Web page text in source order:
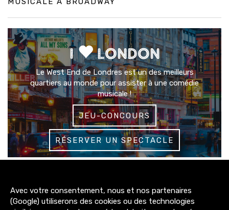
I LONDON
Le West End de Londres est un des meilleurs
quartiers au monde pour assister à une comédie
musicale !
JEU-CONCOURS
RÉSERVER UN SPECTACLE
3200+
abonnés
Avec votre consentement, nous et nos partenaires
(Google) utiliserons des cookies ou des technologies